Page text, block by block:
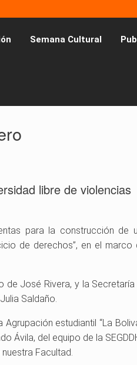
Semana Cultural
libre de violencias
para la construcción de
de derechos”, en el marco
de José Rivera, y la Secretaría
Saldaño.
estudiantil “La
Ávila, del equipo de la
Facultad.